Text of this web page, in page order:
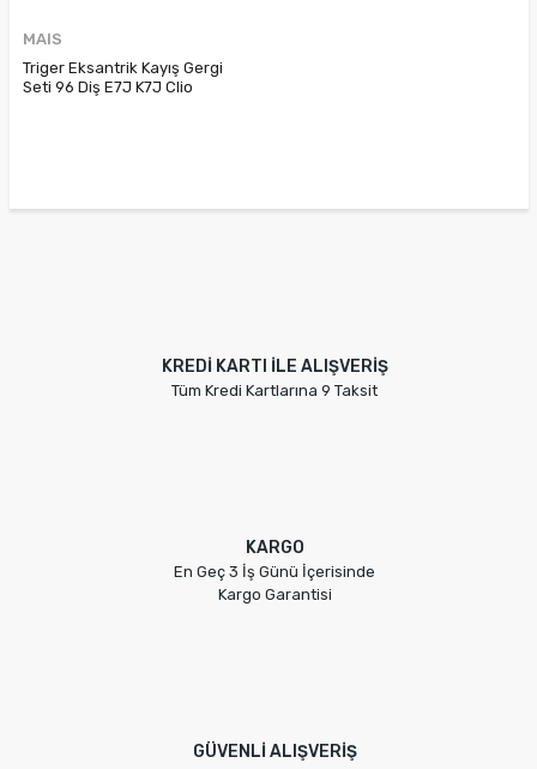
MAIS
Triger Eksantrik Kayış Gergi
Seti 96 Diş E7J K7J Clio
KREDİ KARTI İLE ALIŞVERİŞ
Tüm Kredi Kartlarına 9 Taksit
KARGO
En Geç 3 İş Günü İçerisinde
Kargo Garantisi
GÜVENLİ ALIŞVERİŞ